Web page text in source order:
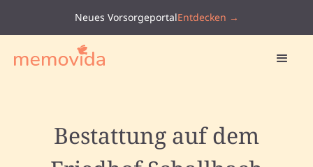
Neues VorsorgeportalEntdecken →
Bestattung auf dem